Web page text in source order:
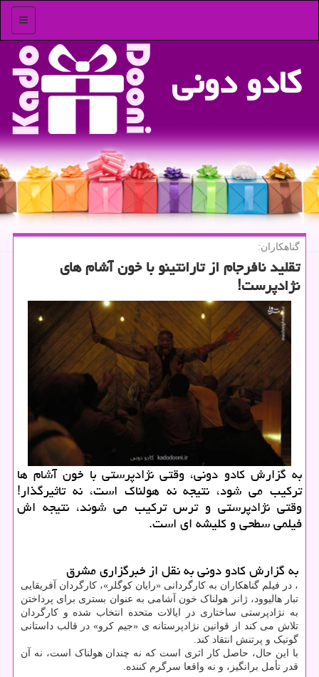
منو
كادو دونی
گناهکاران:
تقلید نافرجام از تارانتینو با خون آشام های
نژادپرست!
به گزارش کادو دونی، وقتی نژادپرستی با خون آشام ها
ترکیب می شود، نتیجه نه هولناک است، نه تاثیرگذار!
وقتی نژادپرستی و ترس ترکیب می شوند، نتیجه اش
فیلمی سطحی و کلیشه ای است.
به گزارش کادو دونی به نقل از خبرگزاری مشرق
، در فیلم گناهکاران به کارگردانی «رایان کوگلر»، کارگردان آفریقایی
تبار هالیوود، ژانر هولناک خون آشامی به عنوان بستری برای پرداختن
به نژادپرستی ساختاری در ایالات متحده انتخاب شده و کارگردان
تلاش می کند از قوانین نژادپرستانه ی «جیم کرو» در قالب داستانی
گوتیک و پرتنش انتقاد کند.
با این حال، حاصل کار اثری است که نه چندان هولناک است، نه آن
قدر تأمل برانگیز، و نه واقعا سرگرم کننده.